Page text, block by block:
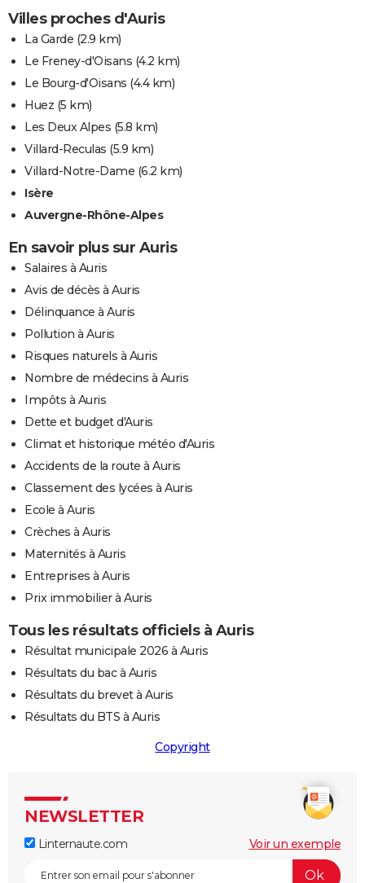
Villes proches d'Auris
La Garde (2.9 km)
Le Freney-d'Oisans (4.2 km)
Le Bourg-d'Oisans (4.4 km)
Huez (5 km)
Les Deux Alpes (5.8 km)
Villard-Reculas (5.9 km)
Villard-Notre-Dame (6.2 km)
Isère
Auvergne-Rhône-Alpes
En savoir plus sur Auris
Salaires à Auris
Avis de décès à Auris
Délinquance à Auris
Pollution à Auris
Risques naturels à Auris
Nombre de médecins à Auris
Impôts à Auris
Dette et budget d'Auris
Climat et historique météo d'Auris
Accidents de la route à Auris
Classement des lycées à Auris
Ecole à Auris
Crèches à Auris
Maternités à Auris
Entreprises à Auris
Prix immobilier à Auris
Tous les résultats officiels à Auris
Résultat municipale 2026 à Auris
Résultats du bac à Auris
Résultats du brevet à Auris
Résultats du BTS à Auris
Copyright
NEWSLETTER
Linternaute.com Voir un exemple